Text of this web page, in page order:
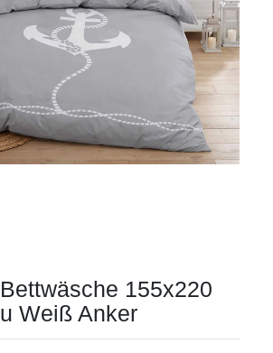
155x220
Weiß Anker